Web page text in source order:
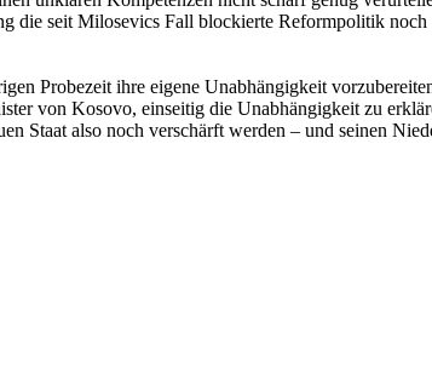
die seit Milosevics Fall blockierte Reformpolitik
Probezeit ihre eigene Unabhängigkeit
von Kosovo, einseitig die Unabhängigkeit zu
Staat also noch verschärft werden – und seinen